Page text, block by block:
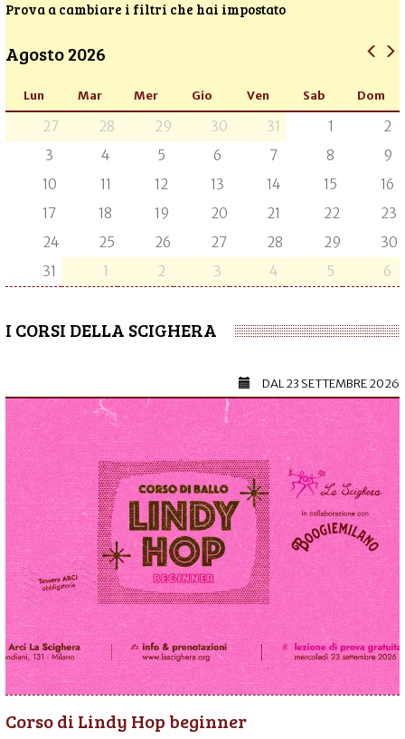
Prova a cambiare i filtri che hai impostato
Agosto 2026
Lun Mar Mer Gio Ven Sab Dom
27 28 29 30 31 1
2
3
4 5 6 7 8
9
10
11 12 13 14 15
16
17
18 19 20 21 22
23
24
25 26 27 28 29
30
31
1 2 3 4 5 6
I CORSI DELLA SCIGHERA
DAL23 SETTEMBRE 2026
Corso di Lindy Hop beginner